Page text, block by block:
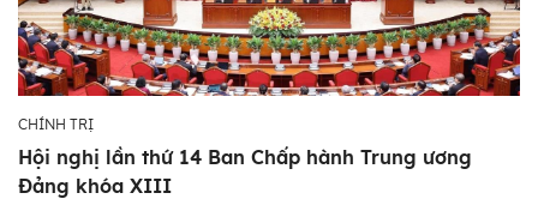
CHÍNH TRỊ
Hội nghị lần thứ 14 Ban Chấp hành Trung ương
Đảng khóa XIII